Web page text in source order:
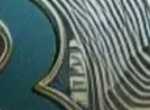
par…